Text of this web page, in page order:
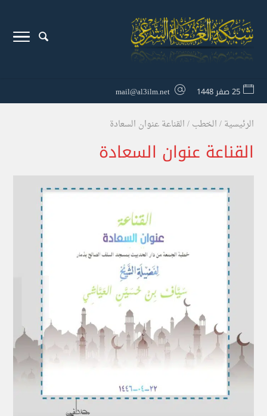
25 صفر 1448 mail@al3ilm.net
الرئيسية/الخطب/القناعة عنوان السعادة
القناعة عنوان السعادة